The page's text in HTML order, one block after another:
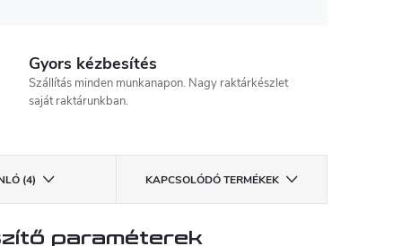
Gyors kézbesítés
Szállítás minden munkanapon. Nagy raktárkészlet
saját raktárunkban.
(4) KAPCSOLÓDÓ TERMÉKEK
paraméterek